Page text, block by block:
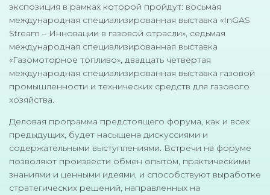
экспозиция в рамках которой пройдут: восьмая
международная специализированная выставка «InGAS
Stream – Инновации в газовой отрасли», седьмая
международная специализированная выставка
«Газомоторное топливо», двадцать четвертая
международная специализированная выставка газовой
промышленности и технических средств для газового
хозяйства.
Деловая программа предстоящего форума, как и всех
предыдущих, будет насыщена дискуссиями и
содержательными выступлениями. Встречи на форуме
позволяют произвести обмен опытом, практическими
знаниями и ценными идеями, и способствуют выработке
стратегических решений, направленных на